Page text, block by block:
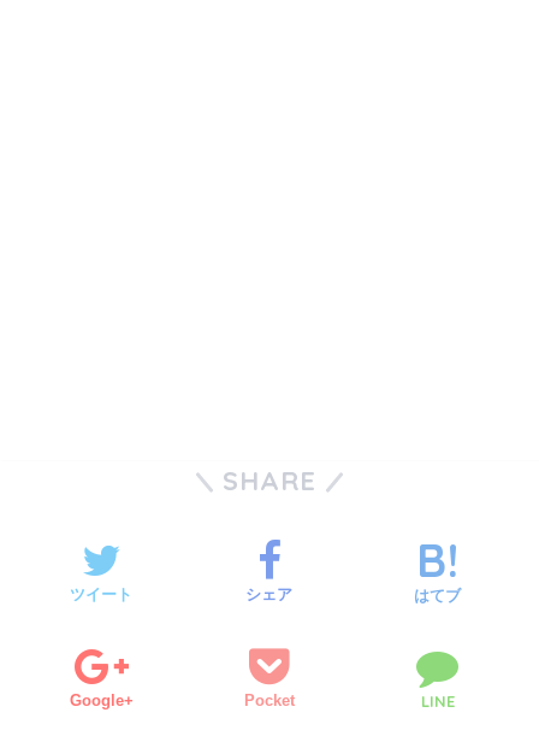
SHARE
ツイート シェア はてブ
Google+ Pocket LINE